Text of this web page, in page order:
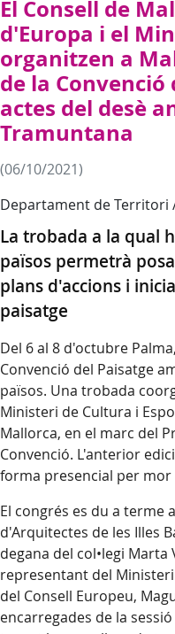
El Consell de
d'Europa i el
organitzen a
de la Convenció
actes del desè
Tramuntana
(06/10/2021)
Departament de Territori
La trobada a la qual
països permetrà
plans d'accions i
paisatge
Del 6 al 8 d'octubre
Convenció del Paisatge
països. Una trobada
Ministeri de Cultura i
Mallorca, en el marc del
Convenció. L'anterior
forma presencial per mor
El congrés es du a terme
d'Arquitectes de les Illes
degana del col•legi
representant del
del Consell Europeu,
encarregades de la